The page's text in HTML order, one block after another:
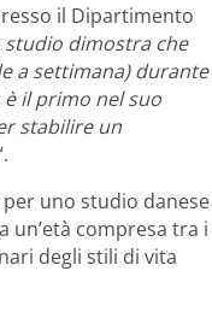
il Dipartimento
dimostra che
a settimana) durante
il primo nel suo
stabilire un
per uno studio danese
un’età compresa tra i
degli stili di vita